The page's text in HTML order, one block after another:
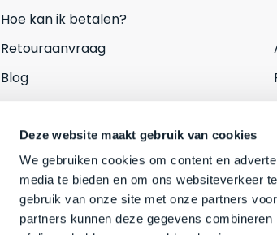
Deze website maakt gebruik van cookies
We gebruiken cookies om content en
media te bieden en om ons websiteverkeer
gebruik van onze site met onze partners
partners kunnen deze gegevens
Hoe kan ik betalen?
Retouraanvraag
Blog